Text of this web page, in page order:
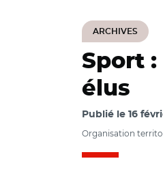
ARCHIVES
Sport
élus
Publié le 16
Organisation